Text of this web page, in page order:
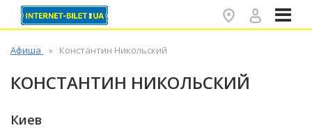
Афиша Константин Никольский
КОНСТАНТИН НИКОЛЬСКИЙ
Киев